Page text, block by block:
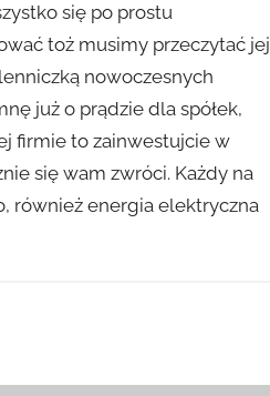
się po prostu
toż musimy przeczytać jej
nowoczesnych
już o prądzie dla spółek,
firmie to zainwestujcie w
się wam zwróci. Każdy na
również energia elektryczna